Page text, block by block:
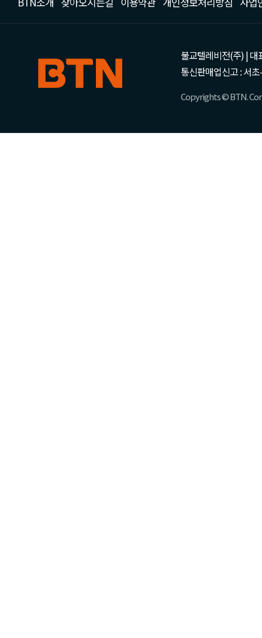
불교텔레비전(주) | 대
통신판매업신고 : 서
Copyrights © BTN.